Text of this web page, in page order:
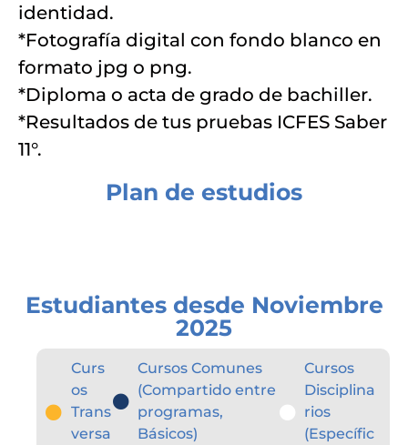
identidad.
*Fotografía digital con fondo blanco en
formato jpg o png.
*Diploma o acta de grado de bachiller.
*Resultados de tus pruebas ICFES Saber
11°.
Plan de estudios
Estudiantes desde Noviembre
2025
Curs
os
Trans
versa
Cursos Comunes
(Compartido entre
programas,
Básicos)
Cursos
Disciplina
rios
(Específic